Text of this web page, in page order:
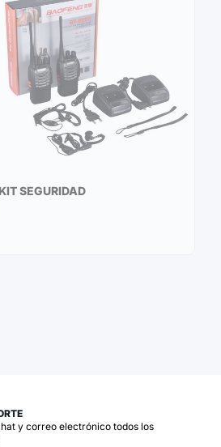
SEGURIDAD
y correo electrónico todos los